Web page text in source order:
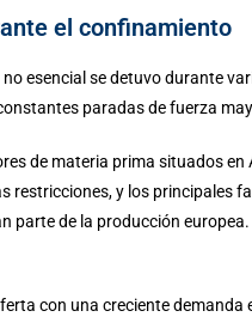
el confinamiento
esencial se detuvo durante
paradas de fuerza
de materia prima situados
restricciones, y los principales
parte de la producción
con una creciente